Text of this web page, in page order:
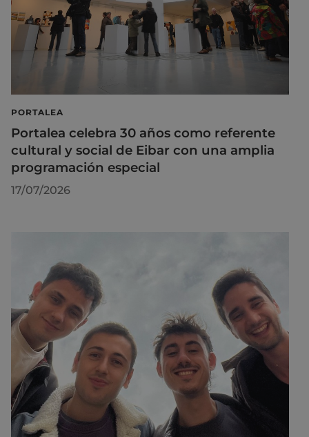
PORTALEA
Portalea celebra 30 años como referente
cultural y social de Eibar con una amplia
programación especial
17/07/2026